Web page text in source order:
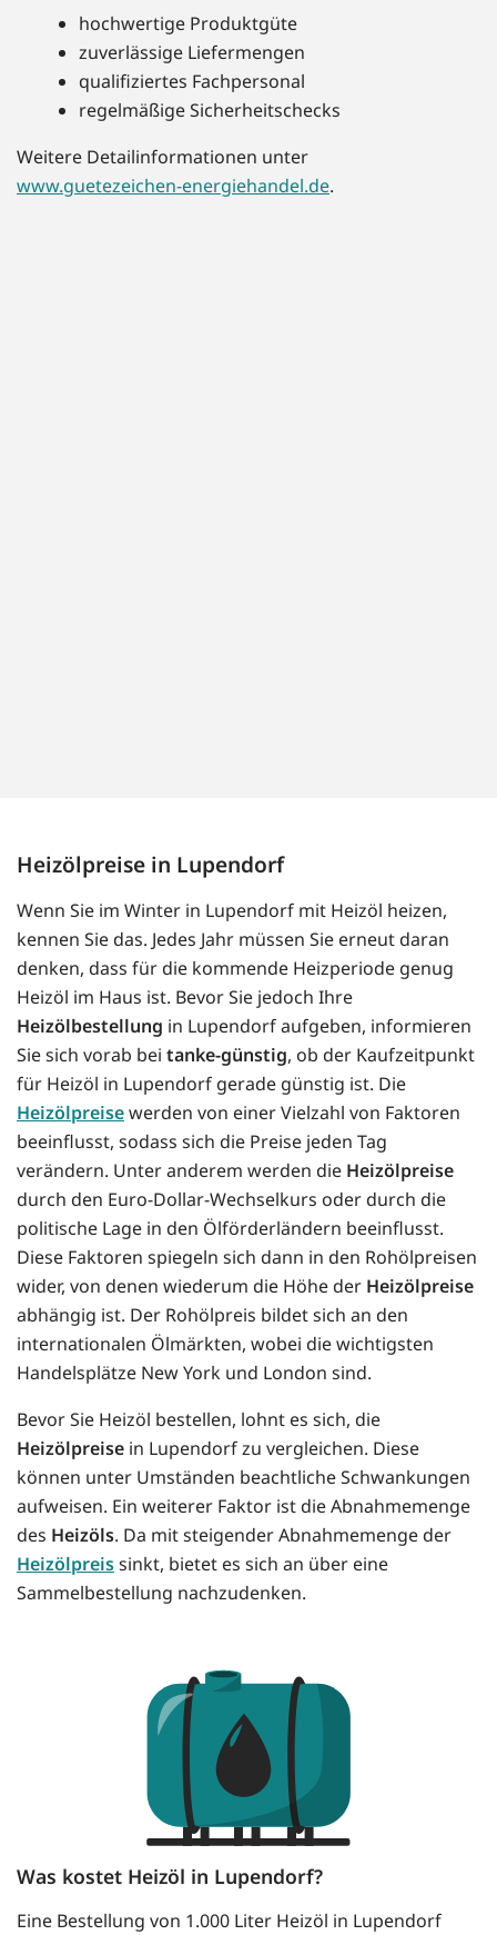
hochwertige Produktgüte
zuverlässige Liefermengen
qualifiziertes Fachpersonal
regelmäßige Sicherheitschecks
Weitere Detailinformationen unter
www.guetezeichen-energiehandel.de.
Heizölpreise in Lupendorf
Wenn Sie im Winter in Lupendorf mit Heizöl heizen,
kennen Sie das. Jedes Jahr müssen Sie erneut daran
denken, dass für die kommende Heizperiode genug
Heizöl im Haus ist. Bevor Sie jedoch Ihre
Heizölbestellung in Lupendorf aufgeben, informieren
Sie sich vorab bei tanke-günstig, ob der Kaufzeitpunkt
für Heizöl in Lupendorf gerade günstig ist. Die
Heizölpreisewerden von einer Vielzahl von Faktoren
beeinflusst, sodass sich die Preise jeden Tag
verändern. Unter anderem werden die Heizölpreise
durch den Euro-Dollar-Wechselkurs oder durch die
politische Lage in den Ölförderländern beeinflusst.
Diese Faktoren spiegeln sich dann in den Rohölpreisen
wider, von denen wiederum die Höhe der Heizölpreise
abhängig ist. Der Rohölpreis bildet sich an den
internationalen Ölmärkten, wobei die wichtigsten
Handelsplätze New York und London sind.
Bevor Sie Heizöl bestellen, lohnt es sich, die
Heizölpreise in Lupendorf zu vergleichen. Diese
können unter Umständen beachtliche Schwankungen
aufweisen. Ein weiterer Faktor ist die Abnahmemenge
des Heizöls. Da mit steigender Abnahmemenge der
Heizölpreissinkt, bietet es sich an über eine
Sammelbestellung nachzudenken.
Was kostet Heizöl in Lupendorf?
Eine Bestellung von 1.000 Liter Heizöl in Lupendorf